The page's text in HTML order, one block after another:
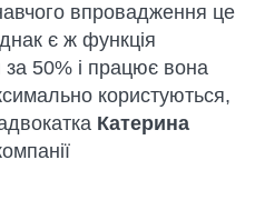
впровадження це
є ж функція
50% і працює вона
користуються,
Катерина